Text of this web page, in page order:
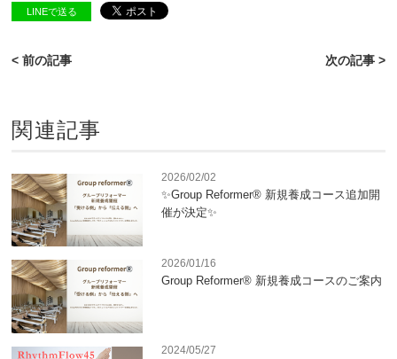
LINEで送る
< 前の記事 次の記事 >
関連記事
2026/02/02
✨Group Reformer® 新規養成コース追加開
催が決定✨
2026/01/16
Group Reformer® 新規養成コースのご案内
2024/05/27